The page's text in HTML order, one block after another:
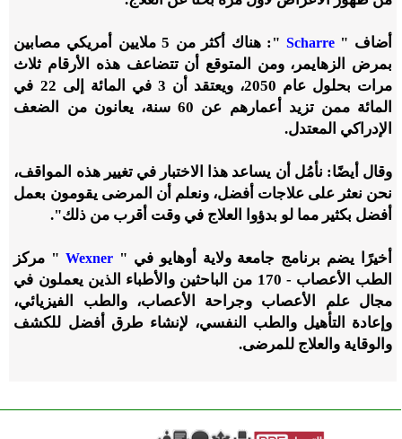
أضاف "Scharre
": هناك أكثر من 5 ملايين أمريكي مصابين
بمرض الزهايمر، ومن المتوقع أن تتضاعف هذه الأرقام ثلاث
مرات بحلول عام 2050، ويعتقد أن 3 في المائة إلى 22 في
المائة ممن تزيد أعمارهم عن 60 سنة، يعانون من الضعف
الإدراكي المعتدل.
وقال أيضًا: نأمُل أن يساعد هذا الاختبار في تغيير هذه المواقف،
نحن نعثر على علاجات أفضل، ونعلم أن المرضى يقومون بعمل
أفضل بكثير مما لو بدؤوا العلاج في وقت أقرب من ذلك".
أخيرًا يضم برنامج جامعة ولاية أوهايو في " Wexner " مركز
الطب الأعصاب - 170 من الباحثين والأطباء الذين يعملون في
مجال علم الأعصاب وجراحة الأعصاب، والطب الفيزيائي،
وإعادة التأهيل والطب النفسي، لإنشاء طرق أفضل للكشف
والوقاية والعلاج للمرضى.